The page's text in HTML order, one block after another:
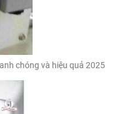
chóng và hiệu quả 2025